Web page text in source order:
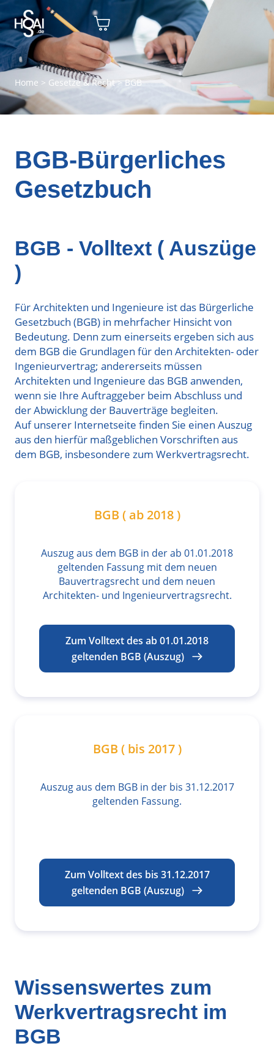
Home > Gesetze & Recht> BGB
BGB-Bürgerliches
Gesetzbuch
BGB - Volltext ( Auszüge
)
Für Architekten und Ingenieure ist das Bürgerliche
Gesetzbuch (BGB) in mehrfacher Hinsicht von
Bedeutung. Denn zum einerseits ergeben sich aus
dem BGB die Grundlagen für den Architekten- oder
Ingenieurvertrag; andererseits müssen
Architekten und Ingenieure das BGB anwenden,
wenn sie Ihre Auftraggeber beim Abschluss und
der Abwicklung der Bauverträge begleiten.
Auf unserer Internetseite finden Sie einen Auszug
aus den hierfür maßgeblichen Vorschriften aus
dem BGB, insbesondere zum Werkvertragsrecht.
BGB ( ab 2018 )
Auszug aus dem BGB in der ab 01.01.2018
geltenden Fassung mit dem neuen
Bauvertragsrecht und dem neuen
Architekten- und Ingenieurvertragsrecht.
Zum Volltext des ab 01.01.2018
geltenden BGB (Auszug)
BGB ( bis 2017 )
Auszug aus dem BGB in der bis 31.12.2017
geltenden Fassung.
Zum Volltext des bis 31.12.2017
geltenden BGB (Auszug)
Wissenswertes zum
Werkvertragsrecht im
BGB